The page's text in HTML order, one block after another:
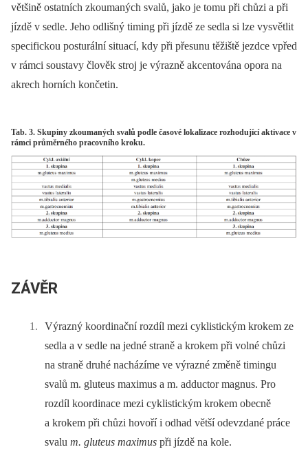
většině ostatních zkoumaných svalů, jako je tomu při chůzi a při
jízdě v sedle. Jeho odlišný timing při jízdě ze sedla si lze vysvětlit
specifickou posturální situací, kdy při přesunu těžiště jezdce vpřed
v rámci soustavy člověk stroj je výrazně akcentována opora na
akrech horních končetin.
Tab. 3. Skupiny zkoumaných svalů podle časové lokalizace rozhodující aktivace v
rámci průměrného pracovního kroku.
ZÁVĚR
Výrazný koordinační rozdíl mezi cyklistickým krokem ze
sedla a v sedle na jedné straně a krokem při volné chůzi
na straně druhé nacházíme ve výrazné změně timingu
svalů m. gluteus maximus a m. adductor magnus. Pro
rozdíl koordinace mezi cyklistickým krokem obecně
a krokem při chůzi hovoří i odhad větší odevzdané práce
svalum. gluteus maximus při jízdě na kole.